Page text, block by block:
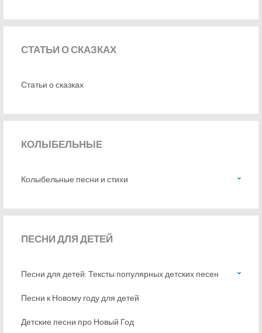
СТАТЬИО СКАЗКАХ
Статьи о сказках
КОЛЫБЕЛЬНЫЕ
Колыбельные песни и стихи
ПЕСНИДЛЯ ДЕТЕЙ
Песни для детей. Тексты популярных детских песен
Песни к Новому году для детей
Детские песни про Новый Год